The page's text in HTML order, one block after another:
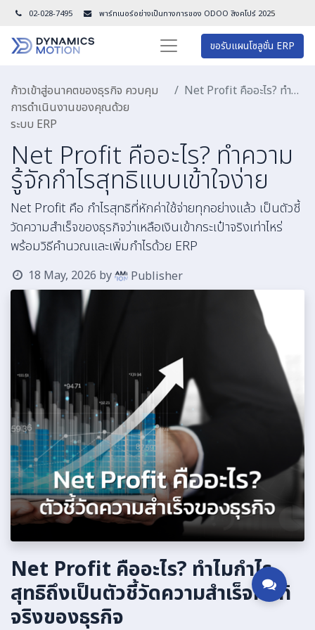
02-028-7495 พาร์ทเนอร์อย่างเป็นทางการของ ODOO สิงคโปร์ 2025
ขอรับแผนโซลูชั่น ERP
ก้าวเข้าสู่อนาคตของธุรกิจ ควบคุม
การดำเนินงานของคุณด้วย
ระบบ ERP
Net Profit คืออะไร? ทำความรู้จักกำไรสุทธิแบบเข้าใจง่าย
Net Profit คืออะไร? ทำความ
รู้จักกำไรสุทธิแบบเข้าใจง่าย
Net Profit คือ กำไรสุทธิที่หักค่าใช้จ่ายทุกอย่างแล้ว เป็นตัวชี้
วัดความสำเร็จของธุรกิจว่าเหลือเงินเข้ากระเป๋าจริงเท่าไหร่
พร้อมวิธีคำนวณและเพิ่มกำไรด้วย ERP
18 May, 2026 by Publisher
Net Profit คืออะไร? ทำไมกำไร
สุทธิถึงเป็นตัวชี้วัดความสำเร็จที่แท้
จริงของธุรกิจ